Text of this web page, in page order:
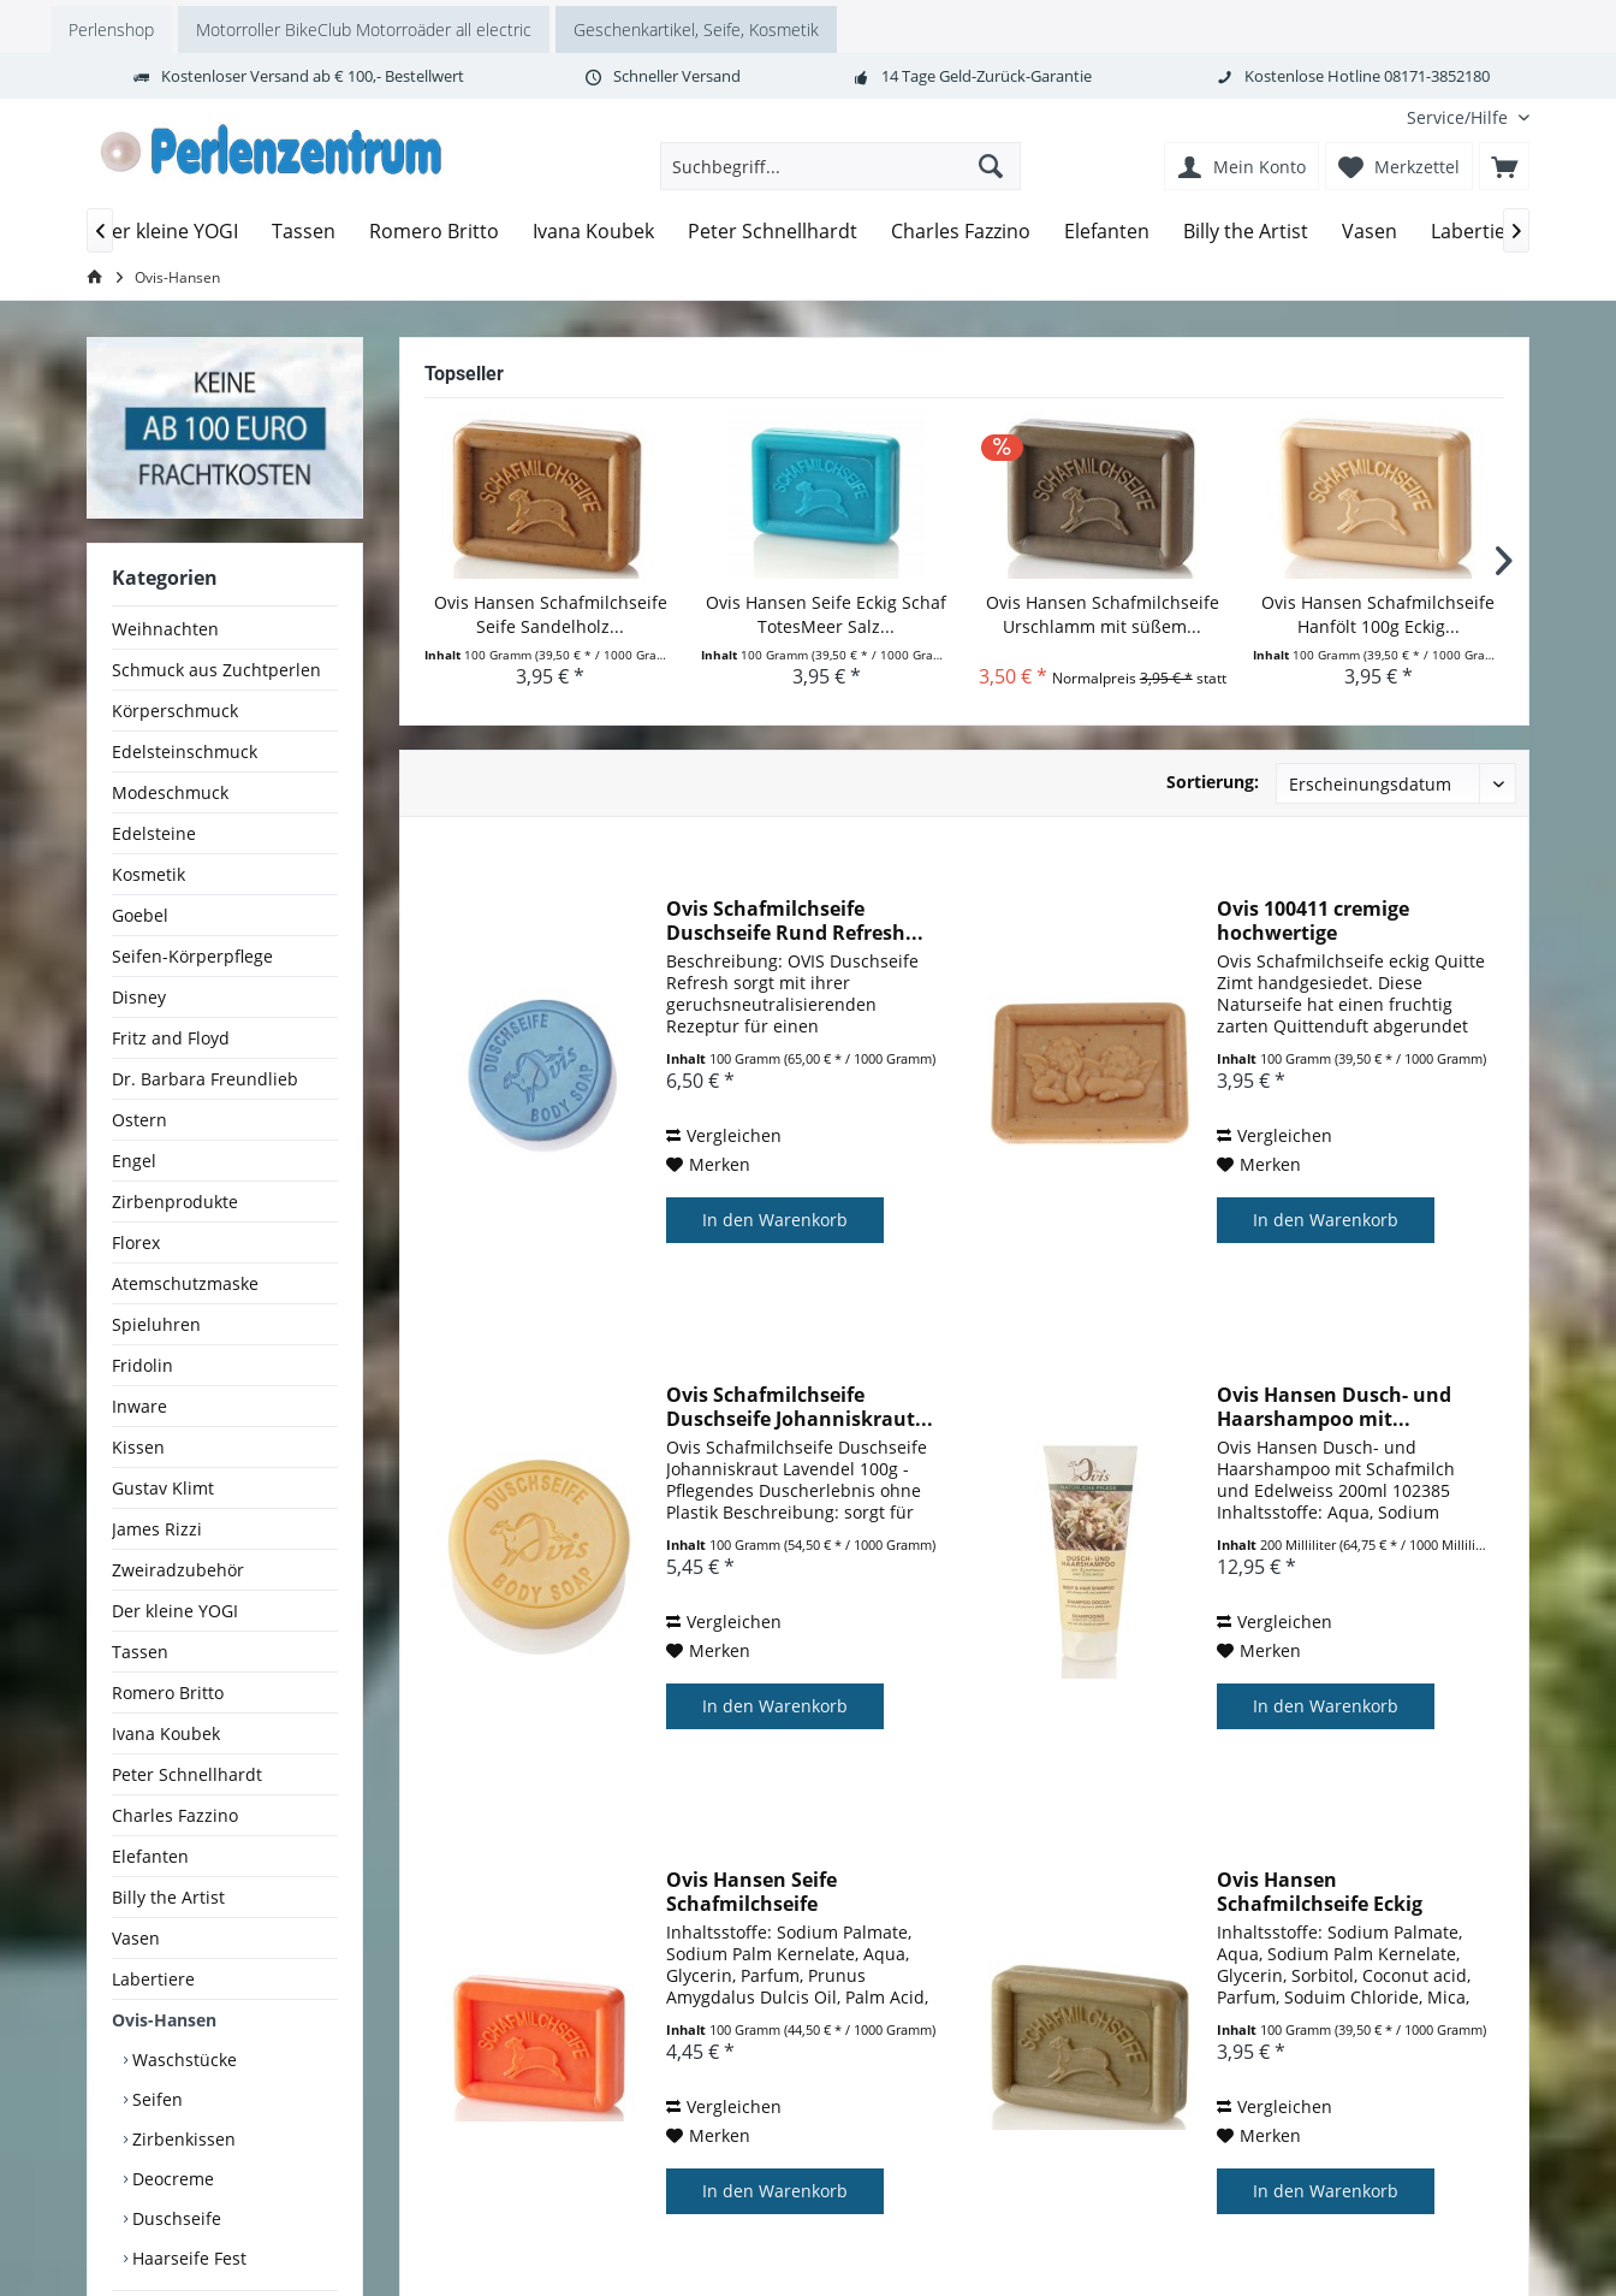
Perlenshop Motorroller BikeClub Motorroäder all electric Geschenkartikel, Seife, Kosmetik
Kostenloser Versand ab € 100,- Bestellwert Schneller Versand 14 Tage Geld-Zurück-Garantie Kostenlose Hotline 08171-3852180
Service/Hilfe
Merkzettel
Mein Konto
Der kleine YOGI Tassen Romero Britto Ivana Koubek Peter Schnellhardt Charles Fazzino Elefanten Billy the Artist Vasen Labertiere
 
Ovis-Hansen
Kategorien
Weihnachten
Schmuck aus Zuchtperlen
Körperschmuck
Edelsteinschmuck
Modeschmuck
Edelsteine
Kosmetik
Goebel
Seifen-Körperpflege
Disney
Fritz and Floyd
Dr. Barbara Freundlieb
Ostern
Engel
Zirbenprodukte
Florex
Atemschutzmaske
Spieluhren
Fridolin
Inware
Kissen
Gustav Klimt
James Rizzi
Zweiradzubehör
Der kleine YOGI
Tassen
Romero Britto
Ivana Koubek
Peter Schnellhardt
Charles Fazzino
Elefanten
Billy the Artist
Vasen
Labertiere
Ovis-Hansen
Waschstücke
Seifen
Zirbenkissen
Deocreme
Duschseife
Haarseife Fest
Topseller
Ovis Hansen Schafmilchseife
Seife Sandelholz...
Inhalt 100 Gramm (39,50 € * / 1000 Gramm)
3,95 € *
Ovis Hansen Seife Eckig Schaf
TotesMeer Salz...
Inhalt 100 Gramm (39,50 € * / 1000 Gramm)
3,95 € *
Ovis Hansen Schafmilchseife
Urschlamm mit süßem...
3,50 € * Normalpreis3,95 € *statt
Ovis Hansen Schafmilchseife
Hanfölt 100g Eckig...
Inhalt 100 Gramm (39,50 € * / 1000 Gramm)
3,95 € *
Sortierung:
Ovis Schafmilchseife
Duschseife Rund Refresh...
Beschreibung: OVIS Duschseife
Refresh sorgt mit ihrer
geruchsneutralisierenden
Rezeptur für einen
nach sportlicher Betätigung. Die
pflegende Formel mit Shea
wertvollem Mandelöl...
Inhalt 100 Gramm(65,00 € * / 1000 Gramm)
6,50 € *
Vergleichen
Merken
In den Warenkorb
Ovis 100411 cremige
hochwertige
Schafmilchseife...
Ovis Schafmilchseife eckig Quitte
Zimt handgesiedet. Diese
Naturseife hat einen fruchtig
zarten Quittenduft abgerundet
Sodium Palmate, Sodium Palm
Kernelate, Aqua, Glycerin,
Amygdalus...
Inhalt 100 Gramm(39,50 € * / 1000 Gramm)
3,95 € *
Vergleichen
Merken
In den Warenkorb
Ovis Schafmilchseife
Duschseife Johanniskraut...
Ovis Schafmilchseife Duschseife
Johanniskraut Lavendel 100g -
Pflegendes Duscherlebnis ohne
Plastik Beschreibung: sorgt für
Duschvergnügen ganz ohne
Plastik. Angereichert mit Shea
wertvollem...
Inhalt 100 Gramm(54,50 € * / 1000 Gramm)
5,45 € *
Vergleichen
Merken
In den Warenkorb
Ovis Hansen Dusch- und
Haarshampoo mit...
Ovis Hansen Dusch- und
Haarshampoo mit Schafmilch
und Edelweiss 200ml 102385
Inhaltsstoffe: Aqua, Sodium
Cocamidopropyl Betaine, Guar
Hydroxypropyltrimonium
Leontopodium Alpinum Extract,...
Inhalt 200 Milliliter(64,75 € * / 1000 Milliliter)
12,95 € *
Vergleichen
Merken
In den Warenkorb
Ovis Hansen Seife
Schafmilchseife
Blutorange...
Inhaltsstoffe: Sodium Palmate,
Sodium Palm Kernelate, Aqua,
Glycerin, Parfum, Prunus
Amygdalus Dulcis Oil, Palm Acid,
Sodium Chloride, Sheep Milk,
Palm Kernel Acid, Etidronic Acid,
Inhalt 100 Gramm(44,50 € * / 1000 Gramm)
4,45 € *
Vergleichen
Merken
In den Warenkorb
Ovis Hansen
Schafmilchseife Eckig
Heroes 8,5 X...
Inhaltsstoffe: Sodium Palmate,
Aqua, Sodium Palm Kernelate,
Glycerin, Sorbitol, Coconut acid,
Parfum, Soduim Chloride, Mica,
Glutamate Diacetate, Limonene,
Coumarin, Hydroxycitronellal,
Inhalt 100 Gramm(39,50 € * / 1000 Gramm)
3,95 € *
Vergleichen
Merken
In den Warenkorb